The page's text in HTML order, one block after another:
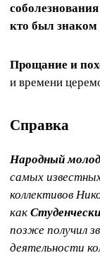
кто был
Прощание и
и времени
Справка
Народный
самых
коллективов
как
позже получил
деятельности